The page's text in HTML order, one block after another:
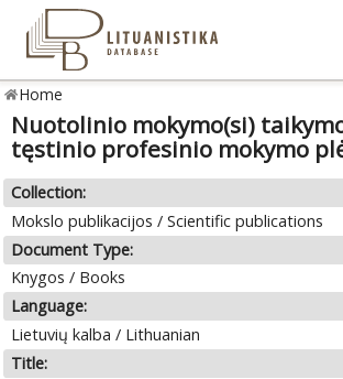
Home
Nuotolinio mokymo(si)
tęstinio profesinio mokymo
Collection:
Mokslo publikacijos / Scientific publications
Document Type:
Knygos / Books
Language:
Lietuvių kalba / Lithuanian
Title: